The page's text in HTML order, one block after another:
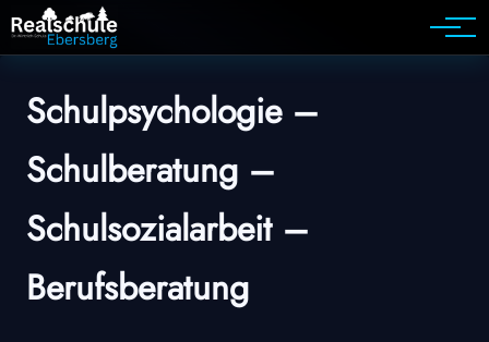
Weiteres
Schulpsychologie –
Schulberatung –
Schulsozialarbeit –
Berufsberatung